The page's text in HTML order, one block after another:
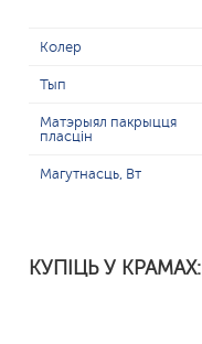
Колер
Тып
Матэрыял пакрыцця
пласцін
Магутнасць, Вт
КУПІЦЬ У КРАМАХ: